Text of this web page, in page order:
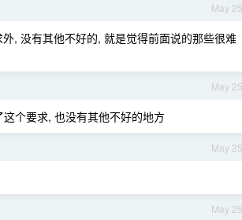
May 25
, 没有其他不好的, 就是觉得前面说的那些很难
May 25
个要求, 也没有其他不好的地方
May 25
May 25